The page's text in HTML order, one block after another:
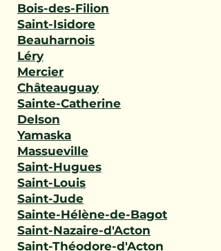
Bois-des-Filion
Saint-Isidore
Beauharnois
Léry
Mercier
Châteauguay
Sainte-Catherine
Delson
Yamaska
Massueville
Saint-Hugues
Saint-Louis
Saint-Jude
Sainte-Hélène-de-Bagot
Saint-Nazaire-d'Acton
Saint-Théodore-d'Acton